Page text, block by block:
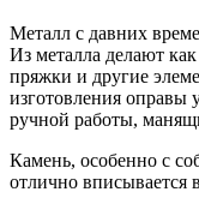
Металл с давних
Из металла делают
пряжки и другие
изготовления оправы
ручной работы,
Камень, особенно с
отлично вписывается